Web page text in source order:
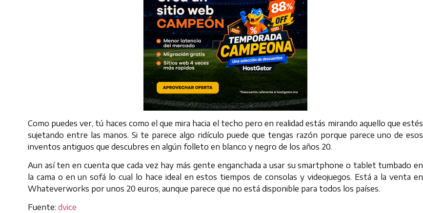
Como puedes ver, tú haces como el que mira hacia el techo pero en realidad estás mirando aquello que estés
sujetando entre las manos. Si te parece algo ridículo puede que tengas razón porque parece uno de esos
inventos antiguos que descubres en algún folleto en blanco y negro de los años 20.
Aun así ten en cuenta que cada vez hay más gente enganchada a usar su smartphone o tablet tumbado en
la cama o en un sofá lo cual lo hace ideal en estos tiempos de consolas y videojuegos. Está a la venta en
Whateverworks por unos 20 euros, aunque parece que no está disponible para todos los países.
Fuente: dvice